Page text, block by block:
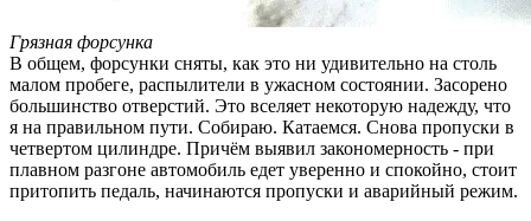
Грязная форсунка
В общем, форсунки сняты, как это ни удивительно на столь
малом пробеге, распылители в ужасном состоянии. Засорено
большинство отверстий. Это вселяет некоторую надежду, что
я на правильном пути. Собираю. Катаемся. Снова пропуски в
четвертом цилиндре. Причём выявил закономерность - при
плавном разгоне автомобиль едет уверенно и спокойно, стоит
притопить педаль, начинаются пропуски и аварийный режим.